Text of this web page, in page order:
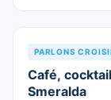
PARLONS
Café,
Smeralda